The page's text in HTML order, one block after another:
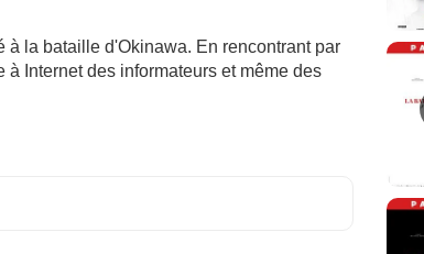
à la bataille d'Okinawa. En rencontrant par
Internet des informateurs et même des